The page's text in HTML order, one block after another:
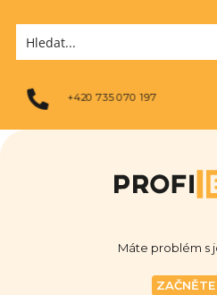
+420 735 070 197
Máte problém s